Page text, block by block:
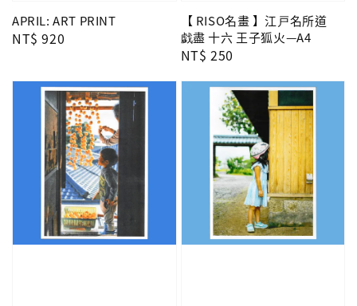
APRIL: ART PRINT
Regular
NT$ 920
【 RISO名畫 】江戸名所道
戯盡 十六 王子狐火—A4
Regular
NT$ 250